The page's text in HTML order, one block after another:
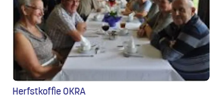
Herfstkoffie OKRA